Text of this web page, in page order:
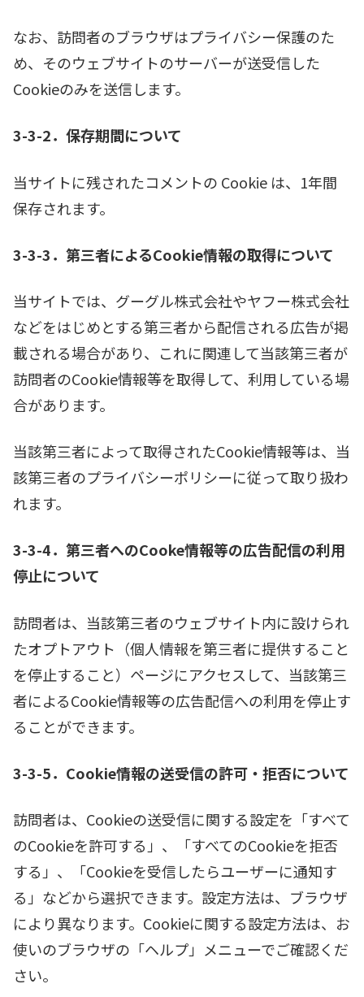
なお、訪問者のブラウザはプライバシー保護のた
め、そのウェブサイトのサーバーが送受信した
Cookieのみを送信します。
3-3-2．保存期間について
当サイトに残されたコメントの Cookie は、1年間
保存されます。
3-3-3．第三者によるCookie情報の取得について
当サイトでは、グーグル株式会社やヤフー株式会社
などをはじめとする第三者から配信される広告が掲
載される場合があり、これに関連して当該第三者が
訪問者のCookie情報等を取得して、利用している場
合があります。
当該第三者によって取得されたCookie情報等は、当
該第三者のプライバシーポリシーに従って取り扱わ
れます。
3-3-4．第三者へのCooke情報等の広告配信の利用
停止について
訪問者は、当該第三者のウェブサイト内に設けられ
たオプトアウト（個人情報を第三者に提供すること
を停止すること）ページにアクセスして、当該第三
者によるCookie情報等の広告配信への利用を停止す
ることができます。
3-3-5．Cookie情報の送受信の許可・拒否について
訪問者は、Cookieの送受信に関する設定を「すべて
のCookieを許可する」、「すべてのCookieを拒否
する」、「Cookieを受信したらユーザーに通知す
る」などから選択できます。設定方法は、ブラウザ
により異なります。Cookieに関する設定方法は、お
使いのブラウザの「ヘルプ」メニューでご確認くだ
さい。